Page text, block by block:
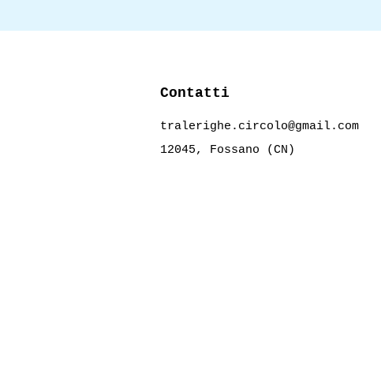
Contatti
tralerighe.circolo@gmail.com
12045, Fossano (CN)